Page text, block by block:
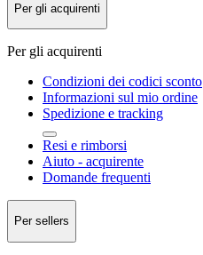
Per gli acquirenti
Per gli acquirenti
Condizioni dei codici sconto
Informazioni sul mio ordine
Spedizione e tracking
Resi e rimborsi
Aiuto - acquirente
Domande frequenti
Per sellers